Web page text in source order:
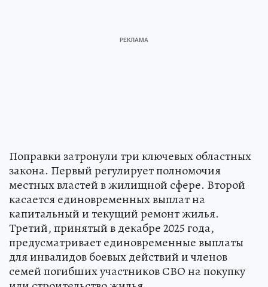
Поправки затронули три ключевых областных
закона. Первый регулирует полномочия
местных властей в жилищной сфере. Второй
касается единовременных выплат на
капитальный и текущий ремонт жилья.
Третий, принятый в декабре 2025 года,
предусматривает единовременные выплаты
для инвалидов боевых действий и членов
семей погибших участников СВО на покупку